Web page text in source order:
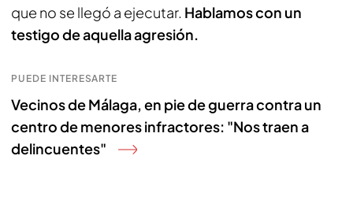
que no se llegó a ejecutar. Hablamos con un
testigo de aquella agresión.
PUEDE INTERESARTE
Vecinos de Málaga, en pie de guerra contra un
centro de menores infractores: "Nos traen a
delincuentes"